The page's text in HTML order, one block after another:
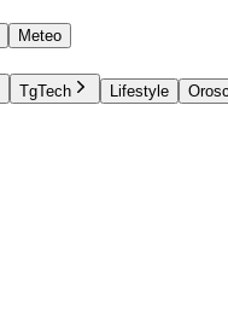
Meteo
TgTech Lifestyle